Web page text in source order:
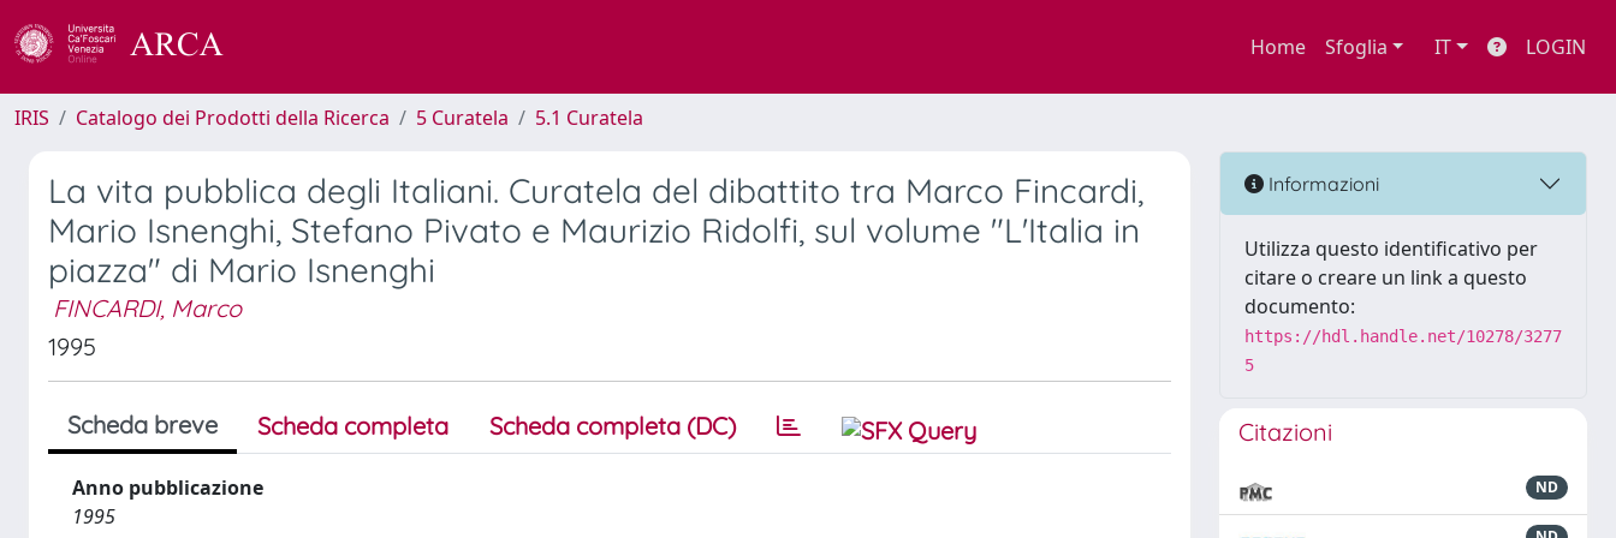
Home Sfoglia IT LOGIN
IRIS Catalogo dei Prodotti della Ricerca 5 Curatela 5.1 Curatela
La vita pubblica degli Italiani. Curatela del dibattito tra Marco Fincardi,
Mario Isnenghi, Stefano Pivato e Maurizio Ridolfi, sul volume "L'Italia in
piazza" di Mario Isnenghi
FINCARDI, Marco
1995
Scheda breve Scheda completa Scheda completa (DC)
Anno pubblicazione
1995
Informazioni
Utilizza questo identificativo per
citare o creare un link a questo
documento:
https://hdl.handle.net/10278/3277
5
Citazioni
ND